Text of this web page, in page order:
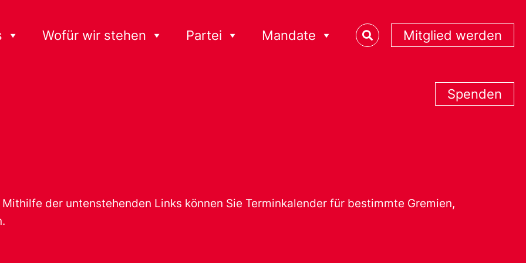
Wofür wir stehen Partei Mandate Mitglied werden
Spenden
der untenstehenden Links können Sie Terminkalender für bestimmte Gremien,